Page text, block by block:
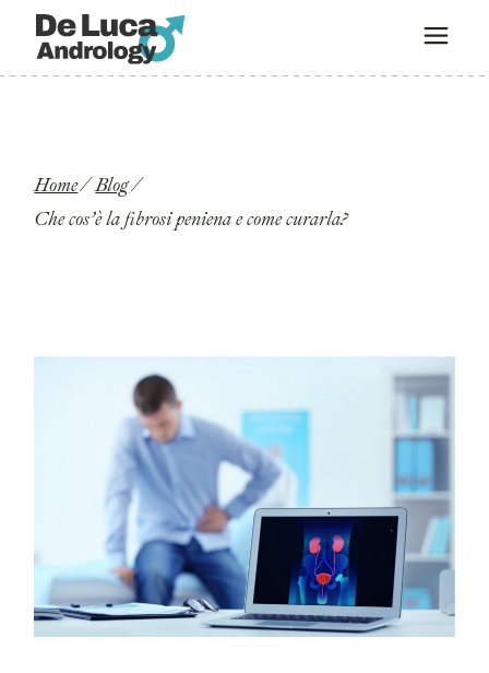
Home
Blog
Che cos’è la fibrosi peniena e come curarla?